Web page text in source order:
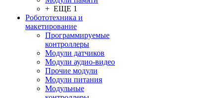
+ ЕЩЕ 1
Робототехника и
макетирование
Программируемые
контроллеры
Модули датчиков
Модули аудио-видео
Прочие модули
Модули питания
Модульные